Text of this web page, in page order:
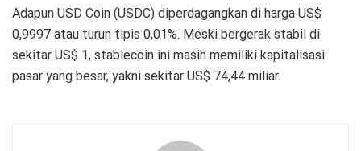
Adapun USD Coin (USDC) diperdagangkan di harga US$
0,9997 atau turun tipis 0,01%. Meski bergerak stabil di
sekitar US$ 1, stablecoin ini masih memiliki kapitalisasi
pasar yang besar, yakni sekitar US$ 74,44 miliar.